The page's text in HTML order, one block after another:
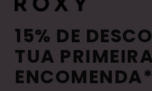
15% DE
TUA PRIMEIRA
ENCOMENDA*